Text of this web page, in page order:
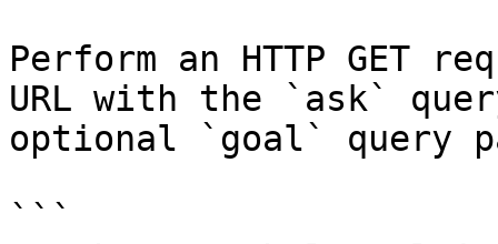
Perform an HTTP GET
URL with the `ask`
optional `goal` query
```